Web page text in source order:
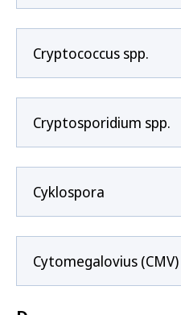
Cryptococcus spp.
Cryptosporidium spp.
Cyklospora
Cytomegalovius (CMV)